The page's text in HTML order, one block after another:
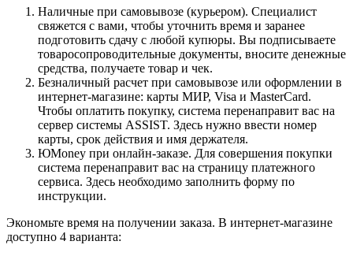
Наличные при самовывозе (курьером). Специалист
свяжется с вами, чтобы уточнить время и заранее
подготовить сдачу с любой купюры. Вы подписываете
товаросопроводительные документы, вносите денежные
средства, получаете товар и чек.
Безналичный расчет при самовывозе или оформлении в
интернет-магазине: карты МИР, Visa и MasterCard.
Чтобы оплатить покупку, система перенаправит вас на
сервер системы ASSIST. Здесь нужно ввести номер
карты, срок действия и имя держателя.
ЮMoney при онлайн-заказе. Для совершения покупки
система перенаправит вас на страницу платежного
сервиса. Здесь необходимо заполнить форму по
инструкции.
Экономьте время на получении заказа. В интернет-магазине
доступно 4 варианта: